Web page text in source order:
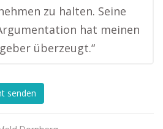
zu halten. Seine
hat meinen
überzeugt.“
senden